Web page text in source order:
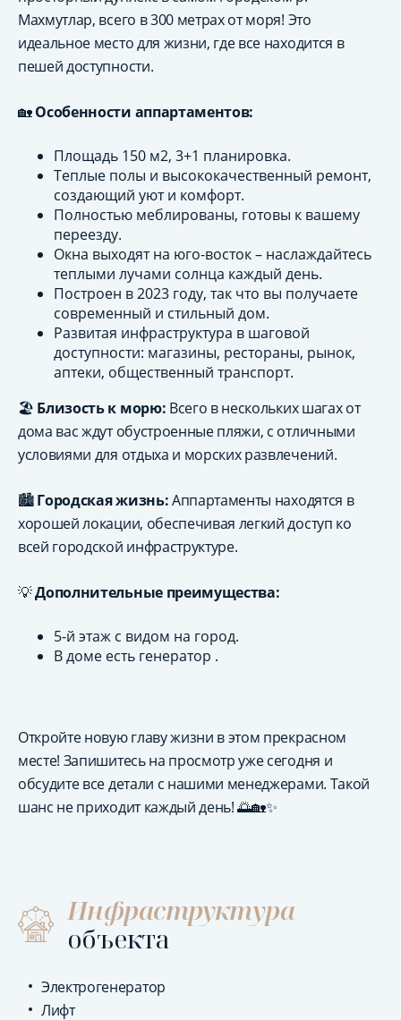
Махмутлар, всего в 300 метрах от моря! Это
идеальное место для жизни, где все находится в
пешей доступности.
🏡Особенности аппартаментов:
Площадь 150 м2, 3+1 планировка.
Теплые полы и высококачественный ремонт,
создающий уют и комфорт.
Полностью меблированы, готовы к вашему
переезду.
Окна выходят на юго-восток – наслаждайтесь
теплыми лучами солнца каждый день.
Построен в 2023 году, так что вы получаете
современный и стильный дом.
Развитая инфраструктура в шаговой
доступности: магазины, рестораны, рынок,
аптеки, общественный транспорт.
🏖️ Близость к морю: Всего в нескольких шагах от
дома вас ждут обустроенные пляжи, с отличными
условиями для отдыха и морских развлечений.
🏙️Городская жизнь:Аппартаменты находятся в
хорошей локации, обеспечивая легкий доступ ко
всей городской инфраструктуре.
💡Дополнительные преимущества:
5-й этаж с видом на город.
В доме есть генератор .
Откройте новую главу жизни в этом прекрасном
месте! Запишитесь на просмотр уже сегодня и
обсудите все детали с нашими менеджерами. Такой
шанс не приходит каждый день! 🌅🏡✨
Инфраструктура
объекта
Электрогенератор
Лифт